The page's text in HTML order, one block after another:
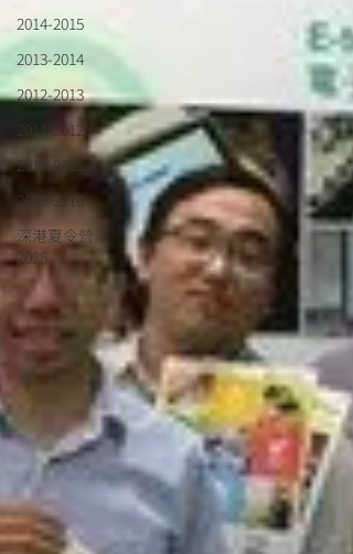
2014-2015
2013-2014
2012-2013
2011-2012
2010-2011
2009-2010
深港夏令營
2025